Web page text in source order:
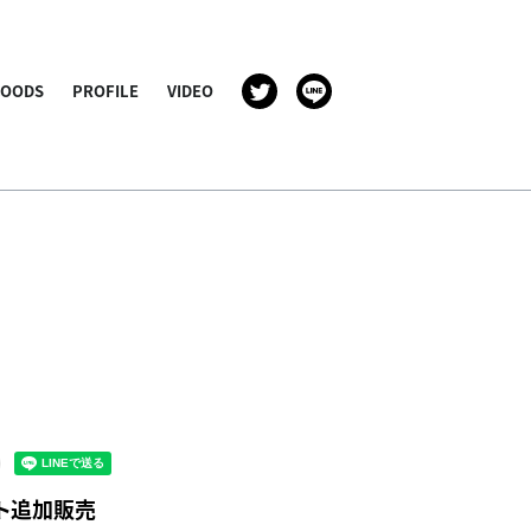
PROFILE VIDEO
追加販売